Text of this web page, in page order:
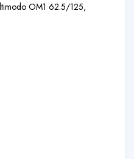
OM1 62.5/125,